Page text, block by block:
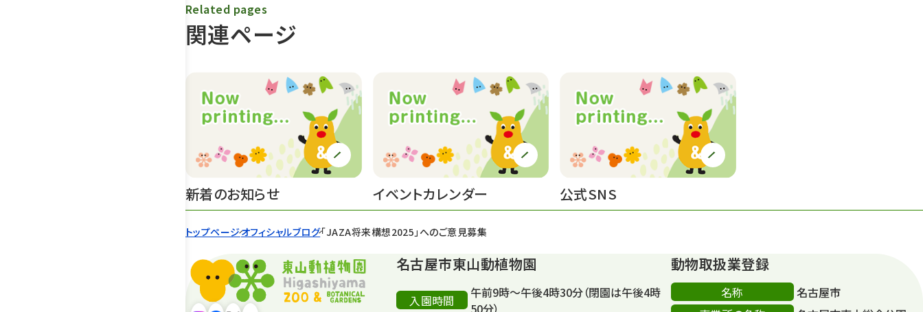
トップページオフィシャルブログ「JAZA将来構想2025」へのご意見募集
関連ページ
Related pages
新着のお知らせ イベントカレンダー 公式SNS
名古屋市東山動植物園
入園時間
午前9時～午後4時30分（閉園は午後4時
50分）
動物取扱業登録
名称
名古屋市